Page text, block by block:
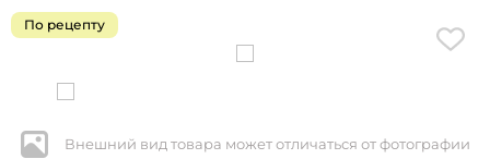
По рецепту
Внешний вид товара может отличаться от фотографии
ЭЛЕКТРОННАЯ ПОЧТА
КОММЕНТАРИИ*